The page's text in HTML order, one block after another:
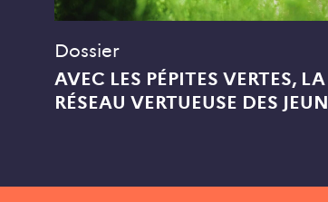
Dossier
AVEC LES PÉPITES VERTES,
RÉSEAU VERTUEUSE DES